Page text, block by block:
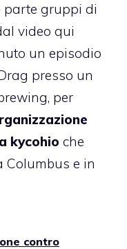
parte gruppi di
video qui
un episodio
presso un
per
kycohio che
Columbus e in
contro